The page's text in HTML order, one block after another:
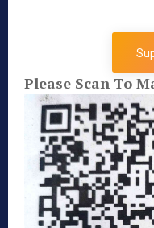
Please Scan To